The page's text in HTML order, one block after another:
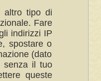
altro tipo di
Fare
indirizzi IP
spostare o
(dato
senza il tuo
queste